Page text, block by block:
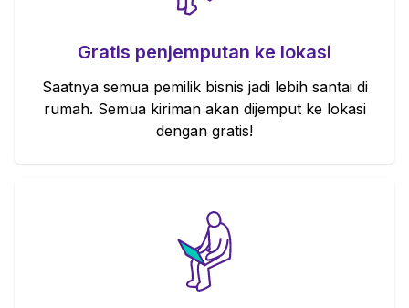
Gratis penjemputan ke lokasi
Saatnya semua pemilik bisnis jadi lebih santai di
rumah. Semua kiriman akan dijemput ke lokasi
dengan gratis!